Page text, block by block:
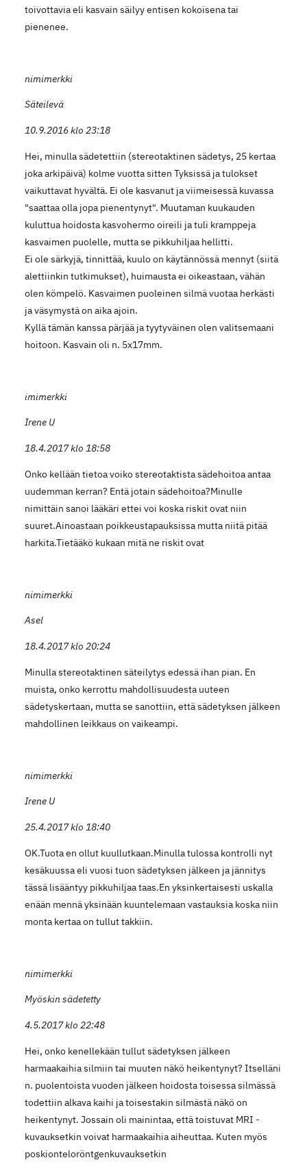
toivottavia eli kasvain säilyy entisen kokoisena tai
pienenee.
nimimerkki
Säteilevä
10.9.2016 klo 23:18
Hei, minulla sädetettiin (stereotaktinen sädetys, 25 kertaa
joka arkipäivä) kolme vuotta sitten Tyksissä ja tulokset
vaikuttavat hyvältä. Ei ole kasvanut ja viimeisessä kuvassa
"saattaa olla jopa pienentynyt". Muutaman kuukauden
kuluttua hoidosta kasvohermo oireili ja tuli kramppeja
kasvaimen puolelle, mutta se pikkuhiljaa hellitti.
Ei ole särkyjä, tinnittää, kuulo on käytännössä mennyt (siitä
alettiinkin tutkimukset), huimausta ei oikeastaan, vähän
olen kömpelö. Kasvaimen puoleinen silmä vuotaa herkästi
ja väsymystä on aika ajoin.
Kyllä tämän kanssa pärjää ja tyytyväinen olen valitsemaani
hoitoon. Kasvain oli n. 5x17mm.
imimerkki
Irene U
18.4.2017 klo 18:58
Onko kellään tietoa voiko stereotaktista sädehoitoa antaa
uudemman kerran? Entä jotain sädehoitoa?Minulle
nimittäin sanoi lääkäri ettei voi koska riskit ovat niin
suuret.Ainoastaan poikkeustapauksissa mutta niitä pitää
harkita.Tietääkö kukaan mitä ne riskit ovat
nimimerkki
Asel
18.4.2017 klo 20:24
Minulla stereotaktinen säteilytys edessä ihan pian. En
muista, onko kerrottu mahdollisuudesta uuteen
sädetyskertaan, mutta se sanottiin, että sädetyksen jälkeen
mahdollinen leikkaus on vaikeampi.
nimimerkki
Irene U
25.4.2017 klo 18:40
OK.Tuota en ollut kuullutkaan.Minulla tulossa kontrolli nyt
kesäkuussa eli vuosi tuon sädetyksen jälkeen ja jännitys
tässä lisääntyy pikkuhiljaa taas.En yksinkertaisesti uskalla
enään mennä yksinään kuuntelemaan vastauksia koska niin
monta kertaa on tullut takkiin.
nimimerkki
Myöskin sädetetty
4.5.2017 klo 22:48
Hei, onko kenellekään tullut sädetyksen jälkeen
harmaakaihia silmiin tai muuten näkö heikentynyt? Itselläni
n. puolentoista vuoden jälkeen hoidosta toisessa silmässä
todettiin alkava kaihi ja toisestakin silmästä näkö on
heikentynyt. Jossain oli mainintaa, että toistuvat MRI -
kuvauksetkin voivat harmaakaihia aiheuttaa. Kuten myös
poskionteloröntgenkuvauksetkin